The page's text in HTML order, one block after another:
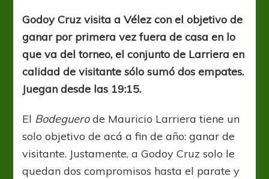
va
por
los
primeros
puntos
Godoy Cruz visita a Vélez con el objetivo de
ganar por primera vez fuera de casa en lo
que va del torneo, el conjunto de Larriera en
calidad de visitante sólo sumó dos empates.
Juegan desde las 19:15.
El Bodeguerode Mauricio Larriera tiene un
solo objetivo de acá a fin de año: ganar de
visitante. Justamente, a Godoy Cruz solo le
quedan dos compromisos hasta el parate y